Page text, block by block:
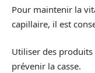
Pour maintenir la
capillaire, il est
Utiliser des
prévenir la casse.